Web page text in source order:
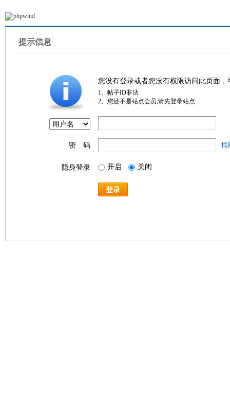
提示信息
您没有登录或者您没有权限访问此页面
1、帖子ID非法
2、您还不是站点会员,请先登录站点
密 码 找
隐身登录 开启 关闭
登录